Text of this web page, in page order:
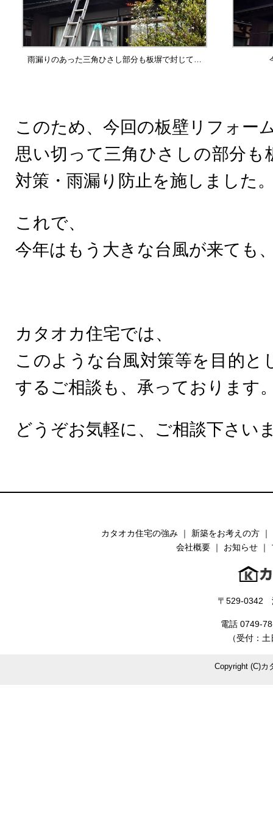
雨漏りのあった三角ひさし部分も板塀で封じて…
このため、今回の板壁リフォー
思い切って三角ひさしの部分も
対策・雨漏り防止を施しました
これで、
今年はもう大きな台風が来ても
カタオカ住宅では、
このような台風対策等を目的と
するご相談も、承っております
どうぞお気軽に、ご相談下さい
カタオカ住宅の強み ｜ 新築をお考えの方 ｜
会社概要
｜ お知らせ ｜
〒529-0342
電話 0749-
（受付：
Copyright (C)カ